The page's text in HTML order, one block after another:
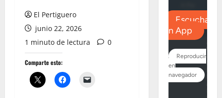
El Pertiguero
junio 22, 2026
1 minuto de lectura
0
Comparte esto: